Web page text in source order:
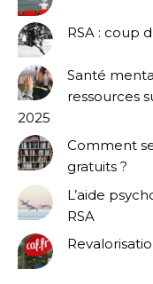
RSA : coup
Santé
ressources
2025
Comment
gratuits ?
L’aide
RSA